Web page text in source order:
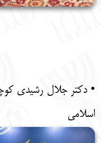
• دکتر جلال رشیدی
اسلامی